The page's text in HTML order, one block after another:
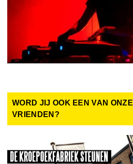
WORD JIJ OOK EEN VAN
VRIENDEN?